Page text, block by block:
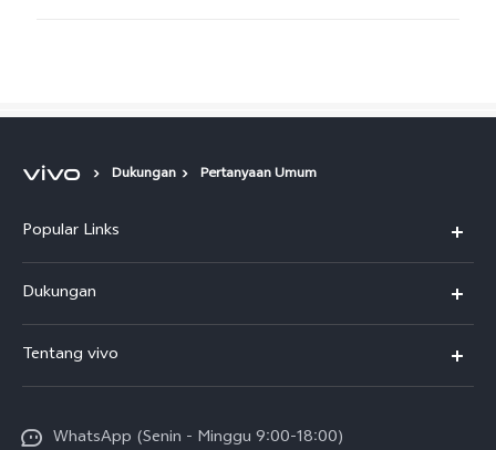
Dukungan Pertanyaan Umum
Popular Links
T5
T5 Pro
Dukungan
Service Center
Funtouch OS
Tentang vivo
SejarahWhatsApp (Senin - Minggu 9:00-18:00)